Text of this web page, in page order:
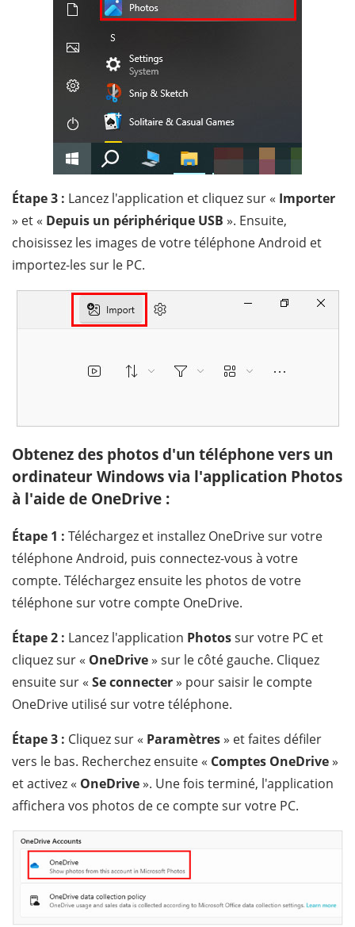
Étape 3 : Lancez l'application et cliquez sur « Importer
» et « Depuis un périphérique USB ». Ensuite,
choisissez les images de votre téléphone Android et
importez-les sur le PC.
Obtenez des photos d'un téléphone vers un
ordinateur Windows via l'application Photos
à l'aide de OneDrive :
Étape 1 : Téléchargez et installez OneDrive sur votre
téléphone Android, puis connectez-vous à votre
compte. Téléchargez ensuite les photos de votre
téléphone sur votre compte OneDrive.
Étape 2 : Lancez l'application Photossur votre PC et
cliquez sur « OneDrive» sur le côté gauche. Cliquez
ensuite sur « Se connecter» pour saisir le compte
OneDrive utilisé sur votre téléphone.
Étape 3 : Cliquez sur « Paramètres» et faites défiler
vers le bas. Recherchez ensuite « Comptes OneDrive»
et activez « OneDrive». Une fois terminé, l'application
affichera vos photos de ce compte sur votre PC.